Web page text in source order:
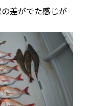
差がでた感じが